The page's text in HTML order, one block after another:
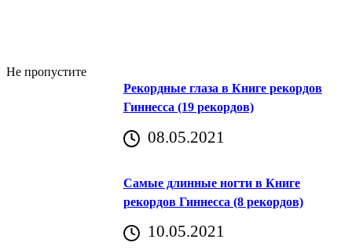
Не пропустите
Рекордные глаза в Книге рекордов
Гиннесса (19 рекордов)
08.05.2021
Самые длинные ногти в Книге
рекордов Гиннесса (8 рекордов)
10.05.2021